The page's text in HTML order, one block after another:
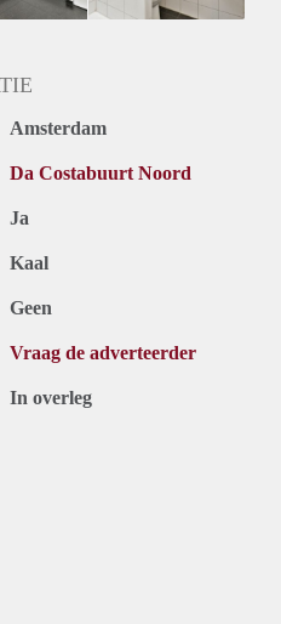
Amsterdam
Da Costabuurt Noord
Ja
Kaal
Geen
Vraag de adverteerder
In overleg